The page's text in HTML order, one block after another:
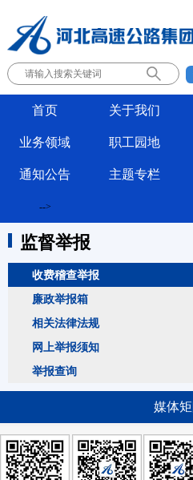
首页 关于我们
业务领域 职工园地
通知公告
-->
主题专栏
监督举报
收费稽查举报
廉政举报箱
相关法律法规
网上举报须知
举报查询
媒体